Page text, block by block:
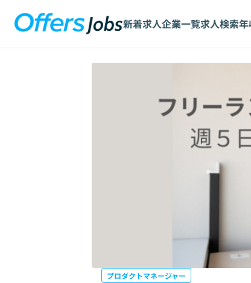
新着求人企業一覧求人検索
プロダクトマネージャー